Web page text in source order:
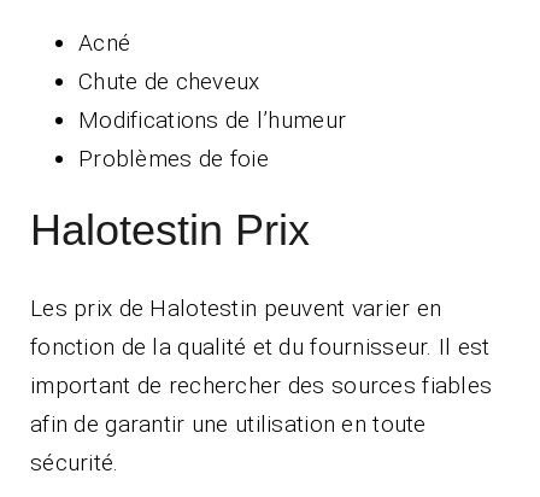
Acné
Chute de cheveux
Modifications de l’humeur
Problèmes de foie
Halotestin Prix
Les prix de Halotestin peuvent varier en
fonction de la qualité et du fournisseur. Il est
important de rechercher des sources fiables
afin de garantir une utilisation en toute
sécurité.